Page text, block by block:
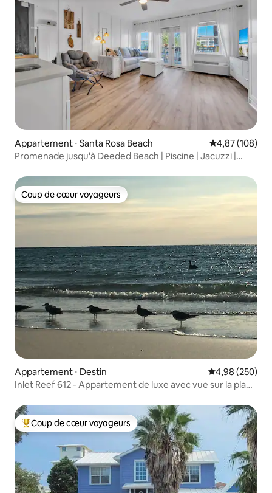
Appartement ⋅ Santa Rosa Beach Évaluation
4,87 (108)
Promenade jusqu'à Deeded Beach | Piscine | Jacuzzi |
Coup de cœur voyageurs
Coup de cœur voyageurs
Appartement ⋅ Destin Évaluation
4,98 (250)
Inlet Reef 612 - Appartement de luxe avec vue sur la plage
Coups de cœur voyageurs les plus appréciés
Coup de cœur voyageurs